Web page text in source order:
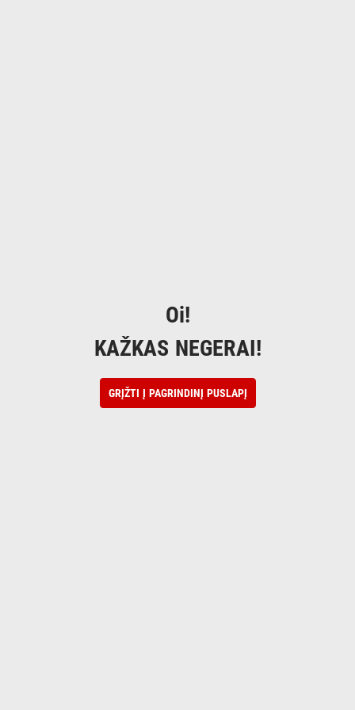
Oi!
KAŽKAS NEGERAI!
GRĮŽTI Į PAGRINDINĮ PUSLAPĮ